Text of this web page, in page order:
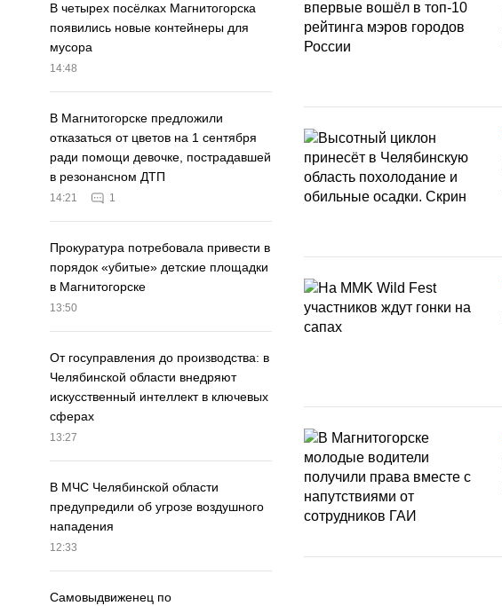
В четырех посёлках Магнитогорска
появились новые контейнеры для
мусора
14:48
В Магнитогорске предложили
отказаться от цветов на 1 сентября
ради помощи девочке, пострадавшей
в резонансном ДТП
14:21 1
Прокуратура потребовала привести в
порядок «убитые» детские площадки
в Магнитогорске
13:50
От госуправления до производства: в
Челябинской области внедряют
искусственный интеллект в ключевых
сферах
13:27
В МЧС Челябинской области
предупредили об угрозе воздушного
нападения
12:33
Самовыдвиженец по